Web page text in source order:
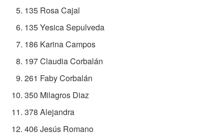
135 Rosa Cajal
135 Yesica Sepulveda
186 Karina Campos
197 Claudia Corbalán
261 Faby Corbalán
350 Milagros Diaz
378 Alejandra
406 Jesús Romano